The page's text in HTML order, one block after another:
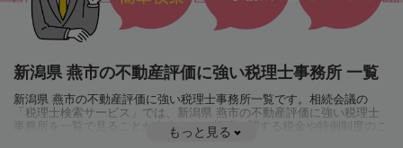
新潟県 燕市の不動産評価に強い税理士事務所 一覧
新潟県 燕市の不動産評価に強い税理士事務所一覧です。相続会議の
「税理士検索サービス」では、新潟県 燕市の不動産評価に強い税理士
事務所を一覧で見ることが出来ます。相続に関する税金や特例制度のこ
とは一度近隣の税理士に相談してみましょう。
もっと見る